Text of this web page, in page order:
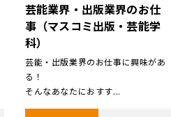
芸能業界・出版業界のお仕
事（マスコミ出版・芸能学
科）
芸能・出版業界のお仕事に興味があ
る！
そんなあなたにおすす...